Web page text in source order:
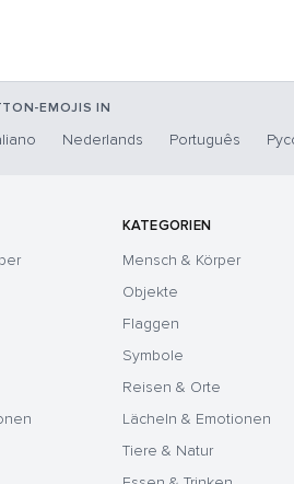
EMOJIS IN
Nederlands Português
KATEGORIEN
Mensch & Körper
Objekte
Flaggen
Symbole
Reisen & Orte
Lächeln & Emotionen
Tiere & Natur